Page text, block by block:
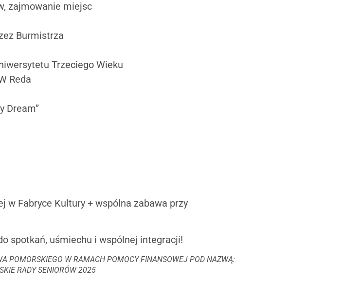
zajmowanie miejsc
Burmistrza
Trzeciego Wieku
Reda
Dream”
w Fabryce Kultury + wspólna zabawa przy
spotkań, uśmiechu i wspólnej integracji!
POMORSKIEGO W RAMACH POMOCY FINANSOWEJ POD NAZWĄ:
RADY SENIORÓW 2025